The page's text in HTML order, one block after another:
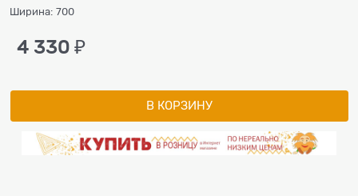
Ширина: 700
4 330 ₽
В КОРЗИНУ